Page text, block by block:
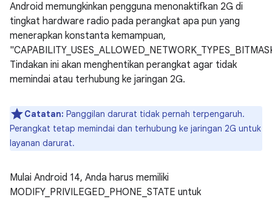
Android memungkinkan pengguna menonaktifkan 2G di
tingkat hardware radio pada perangkat apa pun yang
menerapkan konstanta kemampuan,
Tindakan ini akan menghentikan perangkat agar tidak
memindai atau terhubung ke jaringan 2G.
Catatan: Panggilan darurat tidak pernah terpengaruh.
Perangkat tetap memindai dan terhubung ke jaringan 2G untuk
layanan darurat.
Mulai Android 14, Anda harus memiliki
MODIFY_PRIVILEGED_PHONE_STATE untuk